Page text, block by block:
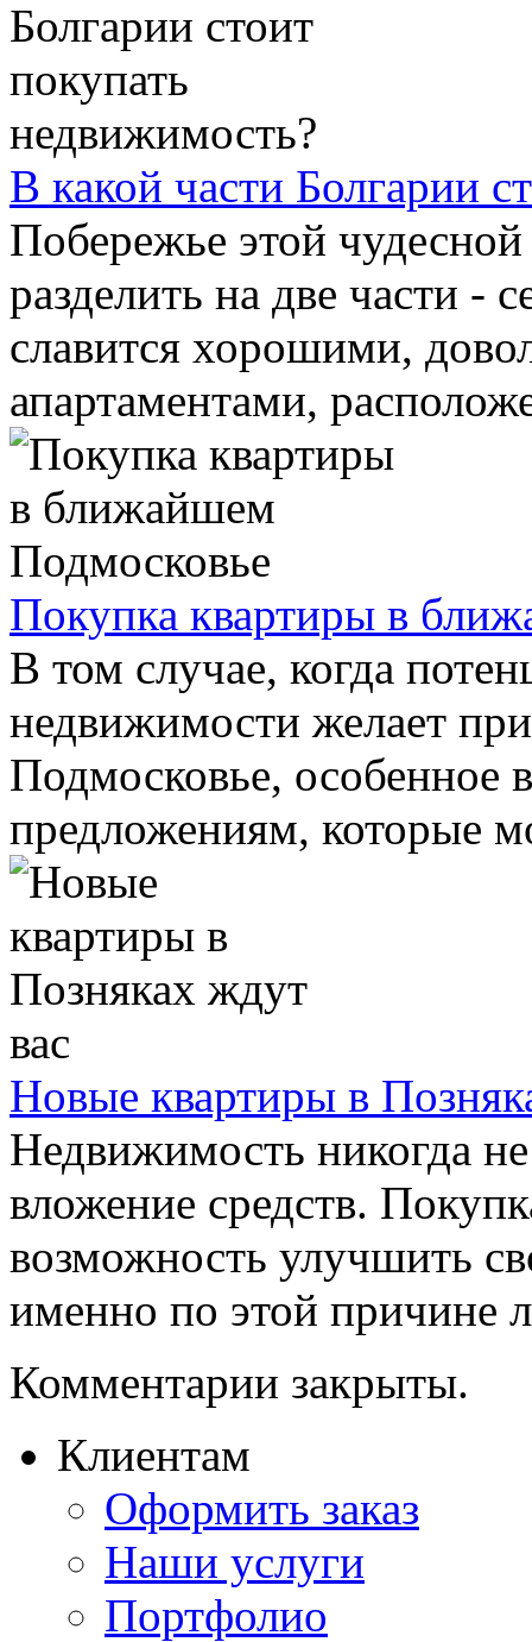
В какой части Болгарии
Побережье этой
разделить на две части -
славится хорошими,
апартаментами,
Покупка квартиры в
В том случае, когда
недвижимости желает
Подмосковье, особенное
предложениям, которые
Новые квартиры в
Недвижимость никогда
вложение средств.
возможность улучшить
именно по этой причине
Комментарии закрыты.
Клиентам
Оформить заказ
Наши услуги
Портфолио